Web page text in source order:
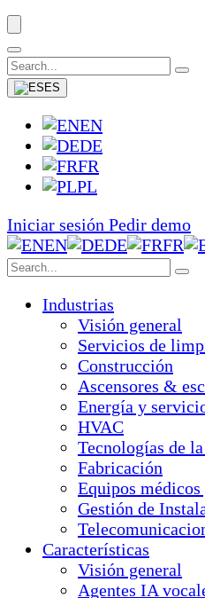
ES
EN
DE
FR
PL
Iniciar sesión Pedir demo
EN
DE FR
Industrias
Visión general
Servicios de
Construcción
Ascensores &
Energía y
HVAC
Tecnologías de
Fabricación
Equipos
Gestión de
Características
Visión general
Agentes IA